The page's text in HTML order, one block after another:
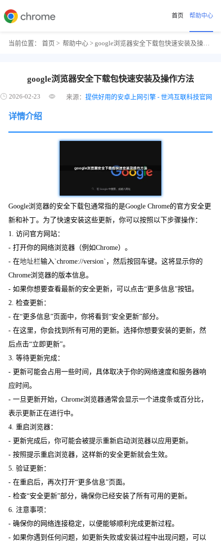
首页 帮助中心
当前位置： 首页 >帮助中心 > google浏览器安全下载包快速安装及操作方法
google浏览器安全下载包快速安装及操作方法
2026-02-23 来源： 提供好用的安卓上网引擎 - 世鸿互联科技官网
详情介绍
Google浏览器的安全下载包通常指的是Google Chrome的官方安全更
新和补丁。为了快速安装这些更新，你可以按照以下步骤操作：
1. 访问官方网站：
- 打开你的网络浏览器（例如Chrome）。
- 在地址栏输入`chrome://version`，然后按回车键。这将显示你的
Chrome浏览器的版本信息。
- 如果你想要查看最新的安全更新，可以点击“更多信息”按钮。
2. 检查更新：
- 在“更多信息”页面中，你将看到“安全更新”部分。
- 在这里，你会找到所有可用的更新。选择你想要安装的更新，然
后点击“立即更新”。
3. 等待更新完成：
- 更新可能会占用一些时间，具体取决于你的网络速度和服务器响
应时间。
- 一旦更新开始，Chrome浏览器通常会显示一个进度条或百分比，
表示更新正在进行中。
4. 重启浏览器：
- 更新完成后，你可能会被提示重新启动浏览器以应用更新。
- 按照提示重启浏览器，这样新的安全更新就会生效。
5. 验证更新：
- 在重启后，再次打开“更多信息”页面。
- 检查“安全更新”部分，确保你已经安装了所有可用的更新。
6. 注意事项：
- 确保你的网络连接稳定，以便能够顺利完成更新过程。
- 如果你遇到任何问题，如更新失败或安装过程中出现问题，可以